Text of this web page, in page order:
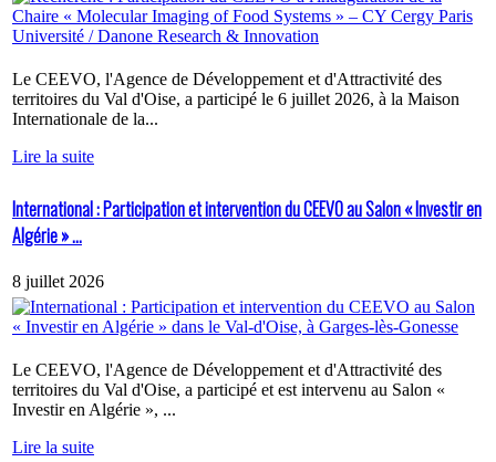
Le CEEVO, l'Agence de Développement et d'Attractivité des
territoires du Val d'Oise, a participé le 6 juillet 2026, à la Maison
Internationale de la...
Lire la suite
International : Participation et intervention du CEEVO au Salon « Investir en
Algérie » ...
8 juillet 2026
Le CEEVO, l'Agence de Développement et d'Attractivité des
territoires du Val d'Oise, a participé et est intervenu au Salon «
Investir en Algérie », ...
Lire la suite